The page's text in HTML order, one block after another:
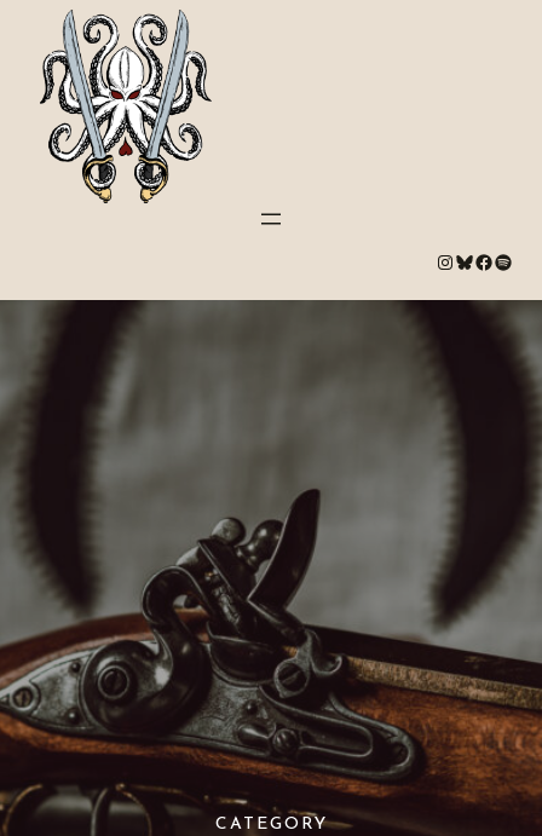
# Bluesky # Spotify
CATEGORY